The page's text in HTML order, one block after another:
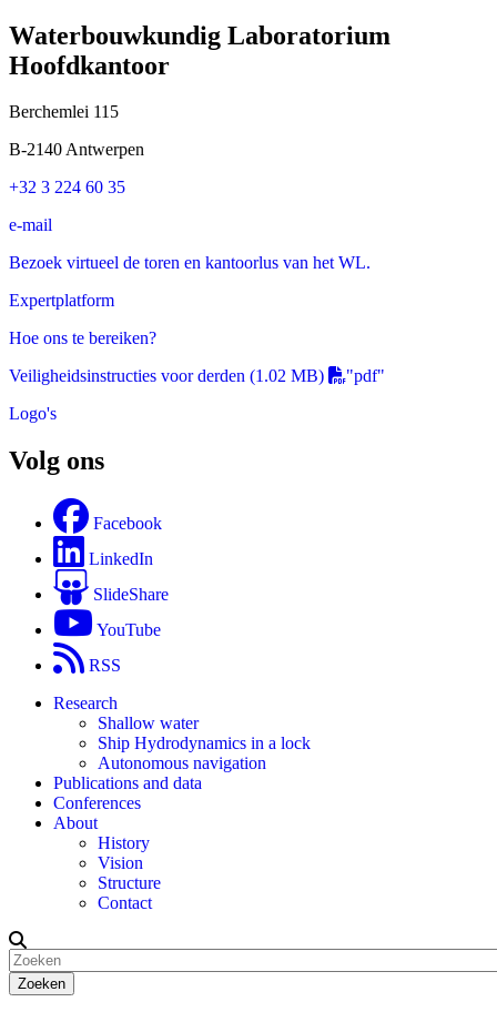
Waterbouwkundig Laboratorium
Hoofdkantoor
Berchemlei 115
B-2140 Antwerpen
+32 3 224 60 35
e-mail
Bezoek virtueel de toren en kantoorlus van het WL.
Expertplatform
Hoe ons te bereiken?
Veiligheidsinstructies voor derden (1.02 MB)
"pdf"
Logo's
Volg ons
Facebook
LinkedIn
SlideShare
YouTube
RSS
Research
Shallow water
Ship Hydrodynamics in a lock
Autonomous navigation
Publications and data
Conferences
About
History
Vision
Structure
Contact
Zoeken